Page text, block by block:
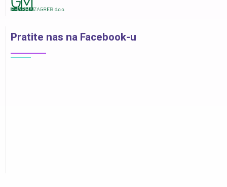
Pratite nas na Facebook-u